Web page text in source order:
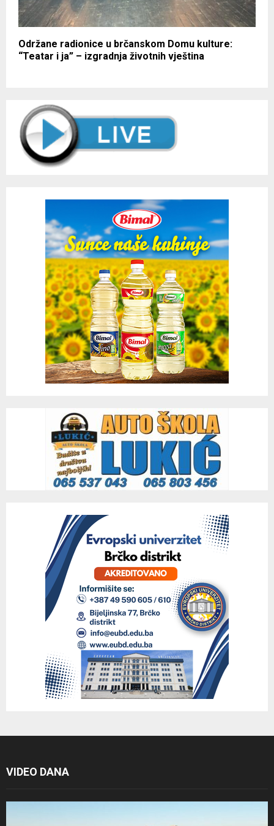
Održane radionice u brčanskom Domu kulture:
“Teatar i ja” – izgradnja životnih vještina
VIDEO DANA